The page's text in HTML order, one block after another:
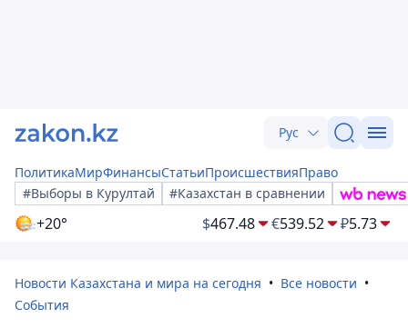
Рус
ПолитикаМирФинансыСтатьиПроисшествияПраво
#Выборы в Курултай
#Казахстан в сравнении
+20° $467.48 €539.52 ₽5.73
Новости Казахстана и мира на сегодня
Все новости
События